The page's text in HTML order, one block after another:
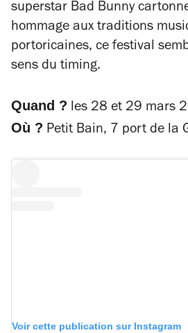
superstar Bad Bunny
hommage aux traditions
portoricaines, ce festival
sens du timing.
Quand ? les 28 et 29 mars
Où ? Petit Bain, 7 port de la
Voir cette publication sur Instagram